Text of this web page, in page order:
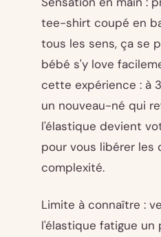
tee-shirt coupé en
tous les sens, ça se
bébé s'y love
cette expérience : à
un nouveau-né qui
l'élastique devient
pour vous libérer les
complexité.
Limite à connaître :
l'élastique fatigue un